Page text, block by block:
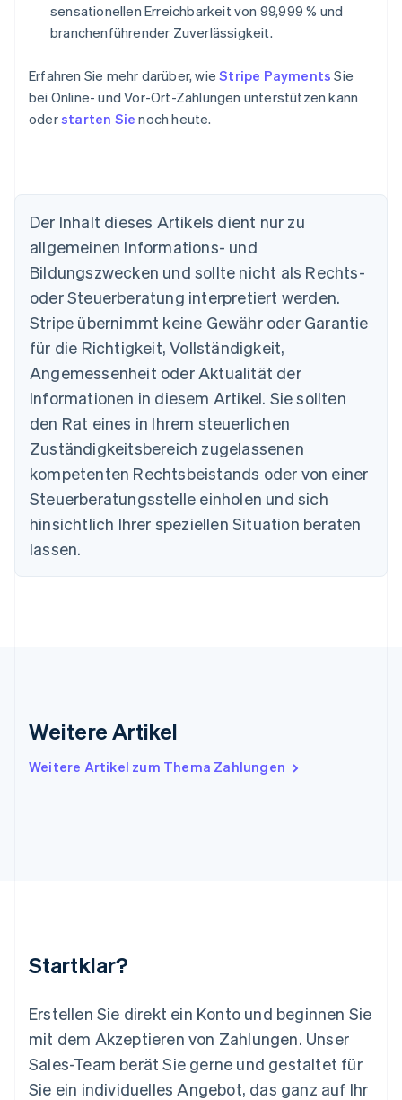
sensationellen Erreichbarkeit von 99,999 % und
branchenführender Zuverlässigkeit.
Erfahren Sie mehr darüber, wieStripe Payments Sie
bei Online- und Vor-Ort-Zahlungen unterstützen kann
oderstarten Sie noch heute.
Der Inhalt dieses Artikels dient nur zu
allgemeinen Informations- und
Bildungszwecken und sollte nicht als Rechts-
oder Steuerberatung interpretiert werden.
Stripe übernimmt keine Gewähr oder Garantie
für die Richtigkeit, Vollständigkeit,
Angemessenheit oder Aktualität der
Informationen in diesem Artikel. Sie sollten
den Rat eines in Ihrem steuerlichen
Zuständigkeitsbereich zugelassenen
kompetenten Rechtsbeistands oder von einer
Steuerberatungsstelle einholen und sich
hinsichtlich Ihrer speziellen Situation beraten
lassen.
Weitere Artikel
Weitere Artikel zum Thema Zahlungen
Startklar?
Erstellen Sie direkt ein Konto und beginnen Sie
mit dem Akzeptieren von Zahlungen. Unser
Sales-Team berät Sie gerne und gestaltet für
Sie ein individuelles Angebot, das ganz auf Ihr
Australien
English
Belgien
Bulgarien
English
Dänemark
English
Deutschland
Estland
English
Festlandchina
简体中文 English
Finnland
EnglishSvenska
FrançaisEnglish
Gibraltar
English
Griechenland
English
Indien
English
English
EnglishItaliano
Lettland
English
Mexiko
English
Niederlande
Nederlands English
Norwegen
English